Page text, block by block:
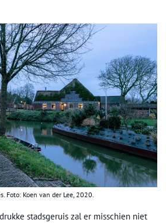
Foto: Koen van der Lee, 2020.
stadsgeruis zal er misschien niet